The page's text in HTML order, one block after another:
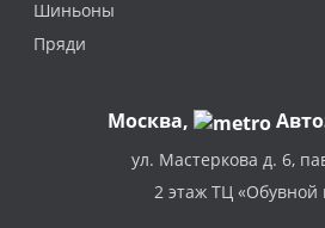
Шиньоны
Пряди
Москва,
ул. Мастеркова д. 6,
2 этаж ТЦ «Обувной